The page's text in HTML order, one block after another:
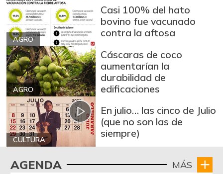
AGRO
Casi 100% del hato
bovino fue vacunado
contra la aftosa
AGRO
Cáscaras de coco
aumentarían la
durabilidad de
edificaciones
CULTURA
En julio… las cinco de Julio
(que no son las de
siempre)
AGENDA MÁS